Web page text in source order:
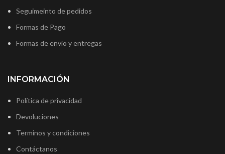
Seguimeinto de pedidos
Formas de Pago
Formas de envío y entregas
INFORMACIÓN
Política de privacidad
Devoluciones
Terminos y condiciones
Contáctanos